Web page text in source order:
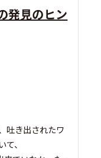
発見のヒン
吐き出されたワ
、